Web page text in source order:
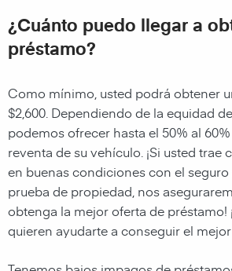
¿Cuánto puedo llegar a
préstamo?
Como mínimo, usted podrá obtener
$2,600. Dependiendo de la equidad
podemos ofrecer hasta el 50% al
reventa de su vehículo. ¡Si usted trae
en buenas condiciones con el
prueba de propiedad, nos
obtenga la mejor oferta de préstamo!
quieren ayudarte a conseguir el